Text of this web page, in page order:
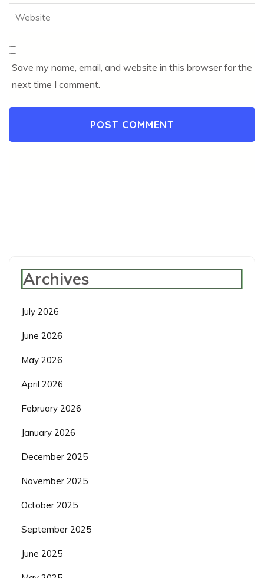
Save my name, email, and website in this browser for the
next time I comment.
Archives
July 2026
June 2026
May 2026
April 2026
February 2026
January 2026
December 2025
November 2025
October 2025
September 2025
June 2025